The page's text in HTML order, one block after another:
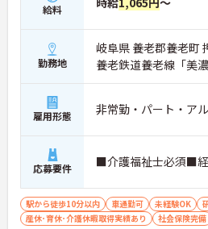
給料
勤務地
岐阜県 養老郡養老町
養老鉄道養老線「美
雇用形態 非常勤・パート・ア
応募要件 ■介護福祉士必須■
駅から徒歩10分以内 車通勤可 未経験OK
産休･育休･介護休暇取得実績あり
社会保険完備